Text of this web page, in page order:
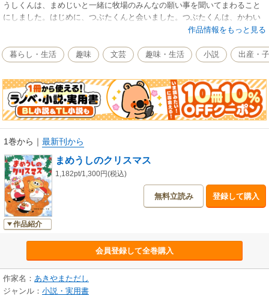
うしくんは、まめじいと一緒に牧場のみんなの願い事を聞いてまわること
にしました。はじめに、つぶたくんと会いました。つぶたくんは、かわい
い妹か弟が欲しいそうです。次は、あずきちゃん。あずきちゃんの願いご
と、鳥さんみたいにお空を飛んでみたいそうです。まめばあは、長生きし
て生きるという意味を探し続けたいそうです。そして、おかあさん、おと
うさんの願いごとも聞いてまわります……。最初は、おとうさんみたいな
でっかいうんちがしたいと思っていたまめうしくんですが、みんなの願い
ごとを聞いて、考えついた願いごととは……！？ まめうしくんと仲間た
ちが繰り広げる、夢と希望でいっぱいの素敵なクリスマス絵本です。
作品情報をもっと見る
暮らし・生活 趣味 文芸 趣味・生活 小説 出産・
1巻から ｜ 最新刊から
作品紹介
まめうしのクリスマス
1,182pt/1,300円(税込)
無料立読み 登録して購入
会員登録して全巻購入
作家名： あきやまただし
ジャンル： 小説・実用書